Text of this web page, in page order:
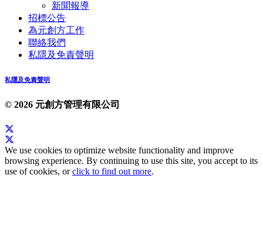
新聞報導
招標公告
為元創方工作
聯絡我們
私隱及免責聲明
私隱及免責聲明
© 2026 元創方管理有限公司
We use cookies to optimize website functionality and improve
browsing experience. By continuing to use this site, you accept to its
use of cookies, orclick to find out more.